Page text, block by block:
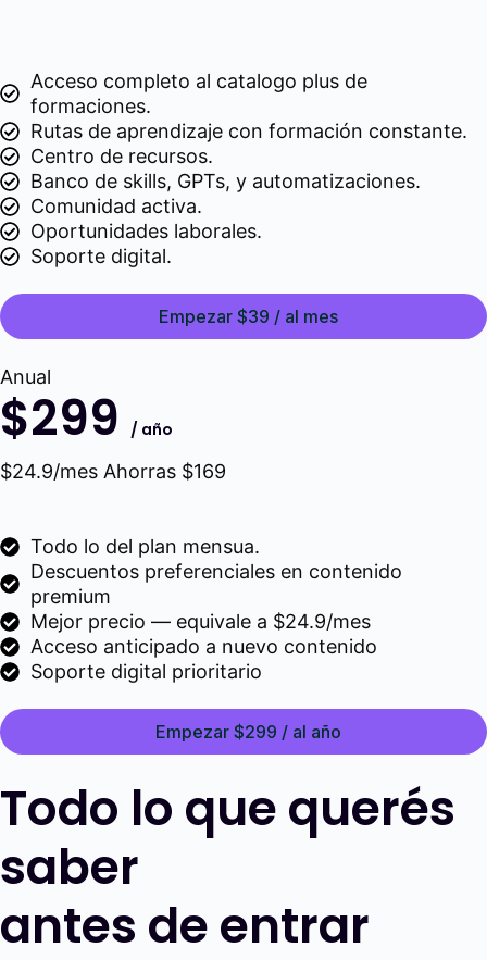
Acceso completo al catalogo plus de
formaciones.
Rutas de aprendizaje con formación constante.
Centro de recursos.
Banco de skills, GPTs, y automatizaciones.
Comunidad activa.
Oportunidades laborales.
Soporte digital.
Empezar $39 / al mes
Anual
$299 / año
$24.9/mes Ahorras $169
Todo lo del plan mensua.
Descuentos preferenciales en contenido
premium
Mejor precio — equivale a $24.9/mes
Acceso anticipado a nuevo contenido
Soporte digital prioritario
Empezar $299 / al año
Todo lo que querés
saber
antes de entrar